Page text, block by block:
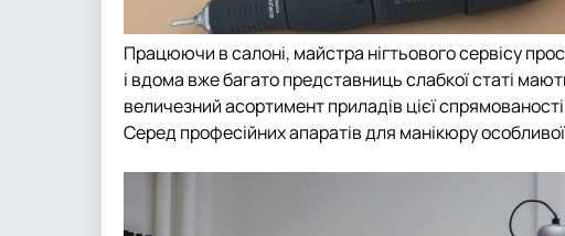
Працюючи в салоні, майстра нігтьового сервісу
і вдома вже багато представниць слабкої статі
величезний асортимент приладів цієї
Серед професійних апаратів для манікюру